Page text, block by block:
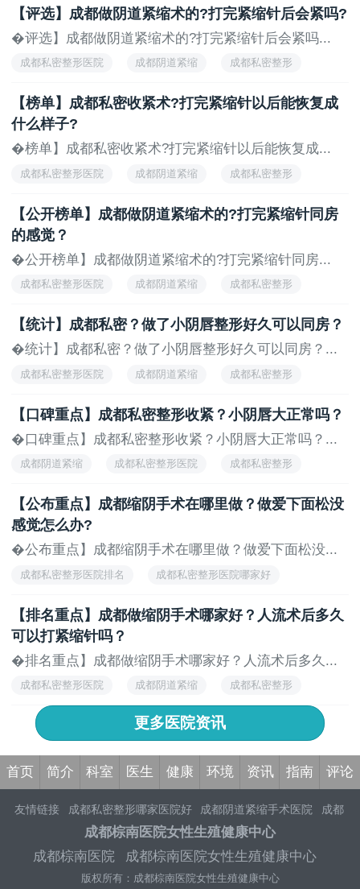
少走弯路。别让“难言之隐”拖成慢性病，主动关注盆底
健康，才是对自己*温柔的负责。
上一页 下一页
【评选】成都做阴道紧缩术的?打完紧缩针后会紧吗?
�评选】成都做阴道紧缩术的?打完紧缩针后会紧吗...
成都私密整形医院 成都阴道紧缩 成都私密整形
【榜单】成都私密收紧术?打完紧缩针以后能恢复成
什么样子?
�榜单】成都私密收紧术?打完紧缩针以后能恢复成...
成都私密整形医院 成都阴道紧缩 成都私密整形
【公开榜单】成都做阴道紧缩术的?打完紧缩针同房
的感觉？
�公开榜单】成都做阴道紧缩术的?打完紧缩针同房...
成都私密整形医院 成都阴道紧缩 成都私密整形
【统计】成都私密？做了小阴唇整形好久可以同房？
�统计】成都私密？做了小阴唇整形好久可以同房？...
成都私密整形医院 成都阴道紧缩 成都私密整形
【口碑重点】成都私密整形收紧？小阴唇大正常吗？
�口碑重点】成都私密整形收紧？小阴唇大正常吗？...
成都阴道紧缩 成都私密整形医院 成都私密整形
【公布重点】成都缩阴手术在哪里做？做爱下面松没
感觉怎么办?
�公布重点】成都缩阴手术在哪里做？做爱下面松没...
成都私密整形医院排名 成都私密整形医院哪家好
【排名重点】成都做缩阴手术哪家好？人流术后多久
可以打紧缩针吗？
�排名重点】成都做缩阴手术哪家好？人流术后多久...
成都私密整形医院 成都阴道紧缩 成都私密整形
成都妇科医院 成都私密整形医院哪家好
更多医院资讯
首页 简介 科室 医生 健康 环境 资讯 指南 评论
友情链接 成都私密整形哪家医院好 成都阴道紧缩手术医院
成都
做私密整形好的医院
成都棕南私密整形医院
成都做私密手术去
成都做私密整形多少钱 成都阴道紧缩手术费用
成都好的私密
成都私密整形医院哪家好 成都私密整形医院排名靠前
成都棕南医院女性生殖健康中心
成都棕南医院
成都棕南医院女性生殖健康中心
版权所有：成都棕南医院女性生殖健康中心